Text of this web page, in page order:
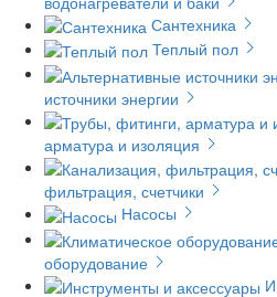
Сантехника
Теплый пол
источники энергии
арматура и изоляция
фильтрация, счетчики
Насосы
оборудование